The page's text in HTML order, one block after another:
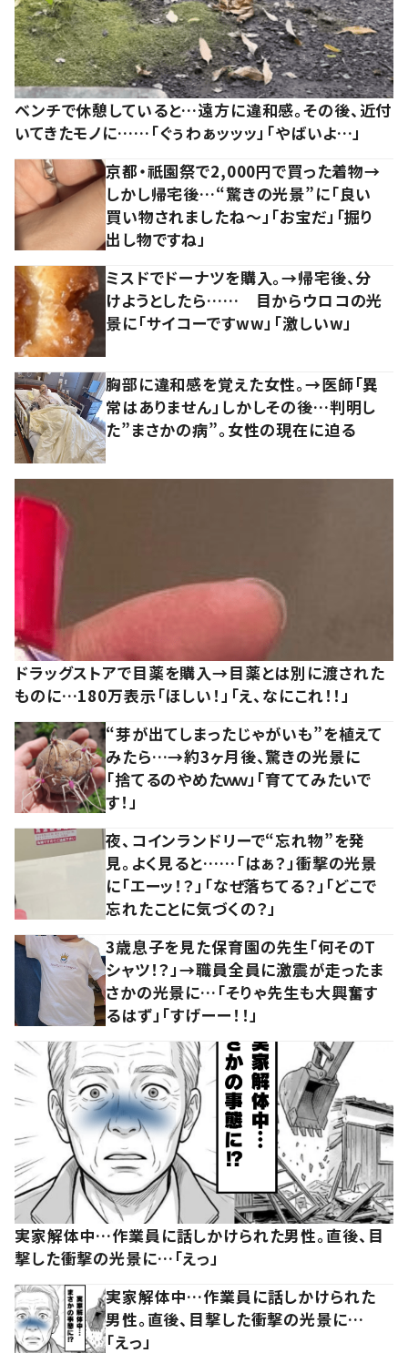
ベンチで休憩していると…遠方に違和感。その後、近付
いてきたモノに……「ぐぅわぁッッッ」「やばいよ…」
京都・祇園祭で2,000円で買った着物→
しかし帰宅後…“驚きの光景”に「良い
買い物されましたね～」「お宝だ」「掘り
出し物ですね」
ミスドでドーナツを購入。→帰宅後、分
けようとしたら…… 目からウロコの光
景に「サイコーですww」「激しいw」
胸部に違和感を覚えた女性。→医師「異
常はありません」しかしその後…判明し
た”まさかの病”。女性の現在に迫る
ドラッグストアで目薬を購入→目薬とは別に渡された
ものに…180万表示「ほしい！」「え、なにこれ！！」
“芽が出てしまったじゃがいも”を植えて
みたら…→約3ヶ月後、驚きの光景に
「捨てるのやめたｗｗ」「育ててみたいで
す！」
夜、コインランドリーで“忘れ物”を発
見。よく見ると……「はぁ？」衝撃の光景
に「エーッ！？」「なぜ落ちてる？」「どこで
忘れたことに気づくの？」
3歳息子を見た保育園の先生「何そのT
シャツ！？」→職員全員に激震が走ったま
さかの光景に…「そりゃ先生も大興奮す
るはず」「すげーー！！」
実家解体中…作業員に話しかけられた男性。直後、目
撃した衝撃の光景に…「えっ」
実家解体中…作業員に話しかけられた
男性。直後、目撃した衝撃の光景に…
「えっ」